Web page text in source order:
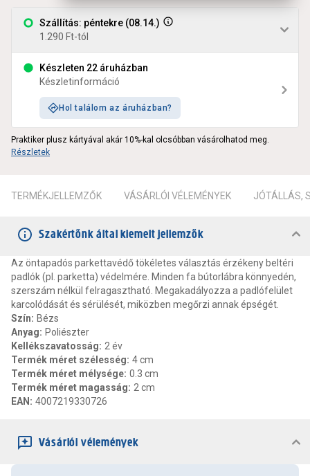
Szállítás: péntekre (08.14.)
1.290 Ft-tól
Készleten 22 áruházban
Készletinformáció
Hol találom az áruházban?
Praktiker plusz kártyával akár 10%-kal olcsóbban vásárolhatod meg.
Részletek
TERMÉKJELLEMZŐK VÁSÁRLÓI VÉLEMÉNYEK JÓTÁLLÁS,
Szakértőnk által kiemelt jellemzők
Az öntapadós parkettavédő tökéletes választás érzékeny beltéri
padlók (pl. parketta) védelmére. Minden fa bútorlábra könnyedén,
szerszám nélkül felragasztható. Megakadályozza a padlófelület
karcolódását és sérülését, miközben megőrzi annak épségét.
Szín: Bézs
Anyag: Poliészter
Kellékszavatosság: 2 év
Termék méret szélesség: 4 cm
Termék méret mélysége: 0.3 cm
Termék méret magasság: 2 cm
EAN : 4007219330726
Vásárlói vélemények